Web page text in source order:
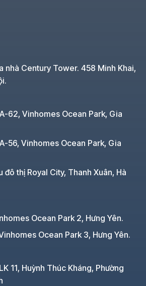
nhà Century Tower. 458 Minh Khai,
62, Vinhomes Ocean Park, Gia
56, Vinhomes Ocean Park, Gia
đô thị Royal City, Thanh Xuân, Hà
Ocean Park 2, Hưng Yên.
Ocean Park 3, Hưng Yên.
11, Huỳnh Thúc Kháng, Phường